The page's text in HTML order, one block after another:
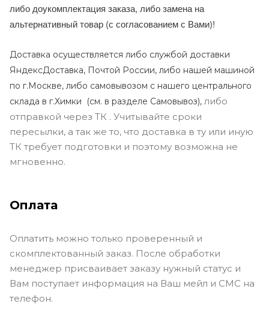
либо доукомплектация заказа, либо замена на
альтернативный товар (с согласованием с Вами)!
Доставка осуществляется либо службой доставки
ЯндексДоставка, Почтой России, либо нашей машиной
по г.Москве, либо самовывозом с нашего центрального
склада в г.Химки (см. в разделе Самовывоз), либо
отправкой через ТК . Учитывайте сроки
пересылки, а так же то, что доставка в ту или иную
ТК требует подготовки и поэтому возможна не
мгновенно.
Оплата
Оплатить можно только проверенный и
скомплектованный заказ. После обработки
менеджер присваивает заказу нужный статус и
Вам поступает информация на Ваш мейл и СМС на
телефон.